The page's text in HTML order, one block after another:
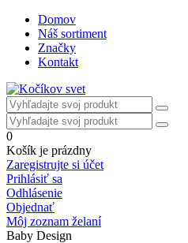
Domov
Náš sortiment
Značky
Kontakt
0
Košík je prázdny
Zaregistrujte si účet
Prihlásiť sa
Odhlásenie
Objednať
Môj zoznam želaní
Baby Design